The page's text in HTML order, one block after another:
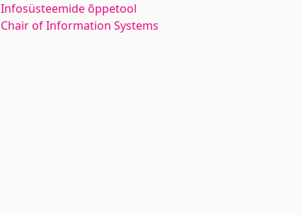
Infosüsteemide õppetool
Chair of Information Systems